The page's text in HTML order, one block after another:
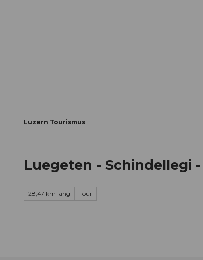
Luzern Tourismus
Luegeten - Schindellegi -
28,47 km lang Tour